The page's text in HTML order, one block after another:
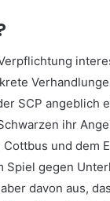
SCP angeblich
ihr
und dem
gegen
davon aus,